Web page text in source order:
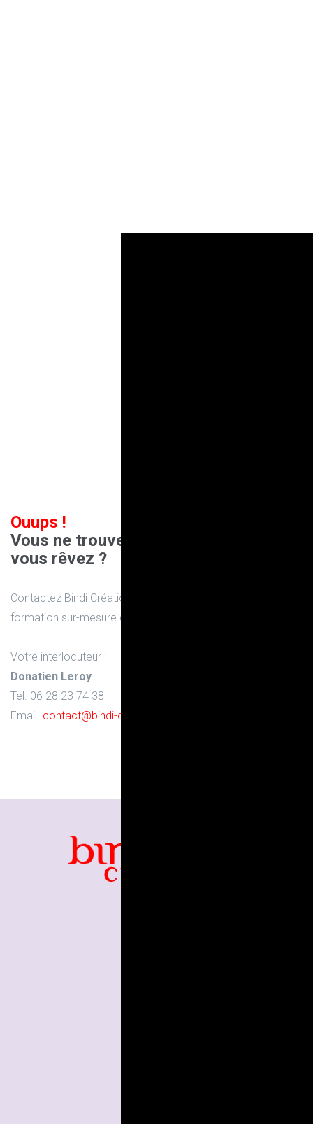
Ouups !
Vous ne trouvez pas la formation dont
vous rêvez ?
Contactez Bindi Création pour en discuter et concevoir la
formation sur-mesure que vous souhaitez :
Votre interlocuteur :
Donatien Leroy
Tel. 06 28 23 74 38
Email. contact@bindi-creation.com